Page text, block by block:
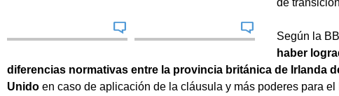
Según la
haber
diferencias normativas entre la provincia británica de Irlanda
Unido en caso de aplicación de la cláusula y más poderes para